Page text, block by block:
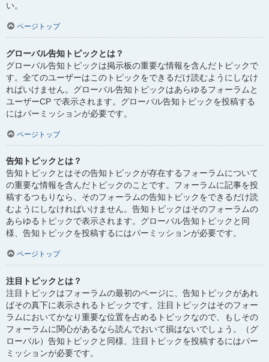
い。
ページトップ
グローバル告知トピックとは？
グローバル告知トピックは掲示板の重要な情報を含んだトピックで
す。全てのユーザーはこのトピックをできるだけ読むようにしなけ
ればいけません。グローバル告知トピックはあらゆるフォーラムと
ユーザーCP で表示されます。グローバル告知トピックを投稿する
にはパーミッションが必要です。
ページトップ
告知トピックとは？
告知トピックとはその告知トピックが存在するフォーラムについて
の重要な情報を含んだトピックのことです。フォーラムに記事を投
稿するつもりなら、そのフォーラムの告知トピックをできるだけ読
むようにしなければいけません。告知トピックはそのフォーラムの
あらゆるトピックで表示されます。グローバル告知トピックと同
様、告知トピックを投稿するにはパーミッションが必要です。
ページトップ
注目トピックとは？
注目トピックはフォーラムの最初のページに、告知トピックがあれ
ばその真下に表示されるトピックです。注目トピックはそのフォー
ラムにおいてかなり重要な位置を占めるトピックなので、もしその
フォーラムに関心があるなら読んでおいて損はないでしょう。（グ
ローバル）告知トピックと同様、注目トピックを投稿するにはパー
ミッションが必要です。